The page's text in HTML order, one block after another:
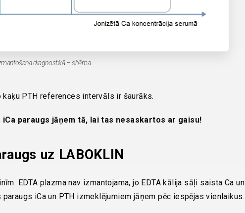
diagnostikā – shēma.
PTH references intervāls ir šaurāks.
paraugs jāņem tā, lai tas nesaskartos ar gaisu!
uz LABOKLIN
EDTA plazma nav izmantojama, jo EDTA kālija sāļi saista Ca un
iCa un PTH izmeklējumiem jāņem pēc iespējas vienlaikus.